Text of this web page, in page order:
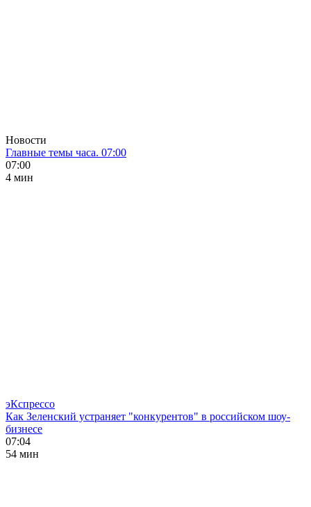
Новости
Главные темы часа. 07:00
07:00
4 мин
эКспрессо
Как Зеленский устраняет "конкурентов" в российском шоу-
бизнесе
07:04
54 мин